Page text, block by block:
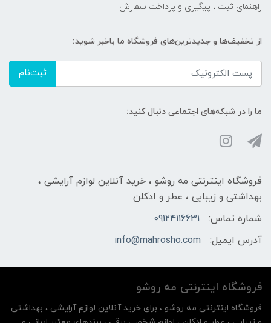
راهنمای ثبت ، پیگیری و پرداخت سفارش
از تخفیف‌ها و جدیدترین‌های فروشگاه ما باخبر شوید:
ثبت‌نام
ما را در شبکه‌های اجتماعی دنبال کنید:
فروشگاه اینترنتی مه‌ رو‌شو ، خرید آنلاین لوازم آرایشی ،
بهداشتی و زیبایی ، عطر و ادکلن
شماره تماس:
09124116631
آدرس ایمیل:
info@mahrosho.com
فروشگاه اینترنتی مه‌ رو‌شو
فروشگاه اینترنتی مه‌ رو‌شو ، برای خرید آنلاین لوازم آرایشی ، بهداشتی